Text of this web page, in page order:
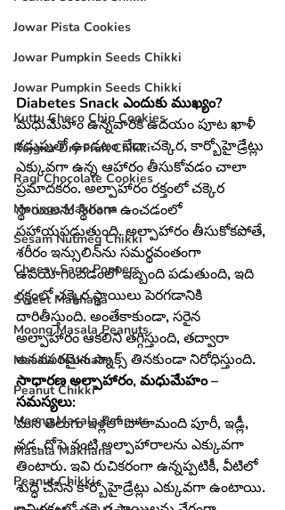
Jowar Pista Cookies
Jowar Pumpkin Seeds Chikki
Jowar Pumpkin Seeds Chikki
Kuttu Choco Chip Cookies
Rajgira Dry Fruit Chikki
Ragi Chocolate Cookies
Moringa Makhana
Sesam Nutmeg Chikki
Cheesy Sago Poppers
Sweet Makhana
Moong Masala Peanuts
Masala Makhana
Peanut Chikki
Moong Masala Peanuts
Masala Makhana
Peanut Chikki
Diabetes Snack ఎందుకు ముఖ్యం?
మధుమేహం ఉన్నవారికి ఉదయం పూట ఖాళీ
కడుపుతో ఉండటం లేదా చక్కెర, కార్బోహైడ్రేట్లు
ఎక్కువగా ఉన్న ఆహారం తీసుకోవడం చాలా
ప్రమాదకరం. అల్పాహారం రక్తంలో చక్కెర
స్థాయిలను స్థిరంగా ఉంచడంలో
సహాయపడుతుంది. అల్పాహారం తీసుకోకపోతే,
శరీరం ఇన్సులిన్‌ను సమర్థవంతంగా
ఉపయోగించడంలో ఇబ్బంది పడుతుంది, ఇది
రక్తంలో చక్కెర స్థాయిలు పెరగడానికి
దారితీస్తుంది. అంతేకాకుండా, సరైన
అల్పాహారం ఆకలిని తగ్గిస్తుంది, తద్వారా
అనవసరమైన స్నాక్స్ తినకుండా నిరోధిస్తుంది.
సాధారణ అల్పాహారం, మధుమేహం –
సమస్యలు:
మన తెలుగు ఇళ్లలో చాలామంది పూరీ, ఇడ్లీ,
వడ, దోసె వంటి అల్పాహారాలను ఎక్కువగా
తింటారు. ఇవి రుచికరంగా ఉన్నప్పటికీ, వీటిలో
శుద్ధి చేసిన కార్బోహైడ్రేట్లు ఎక్కువగా ఉంటాయి.